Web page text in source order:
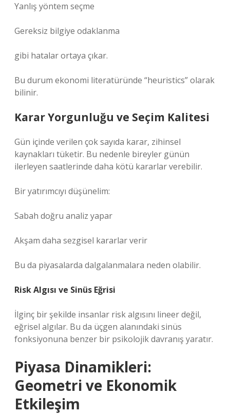
Yanlış yöntem seçme
Gereksiz bilgiye odaklanma
gibi hatalar ortaya çıkar.
Bu durum ekonomi literatüründe “heuristics” olarak
bilinir.
Karar Yorgunluğu ve Seçim Kalitesi
Gün içinde verilen çok sayıda karar, zihinsel
kaynakları tüketir. Bu nedenle bireyler günün
ilerleyen saatlerinde daha kötü kararlar verebilir.
Bir yatırımcıyı düşünelim:
Sabah doğru analiz yapar
Akşam daha sezgisel kararlar verir
Bu da piyasalarda dalgalanmalara neden olabilir.
Risk Algısı ve Sinüs Eğrisi
İlginç bir şekilde insanlar risk algısını lineer değil,
eğrisel algılar. Bu da üçgen alanındaki sinüs
fonksiyonuna benzer bir psikolojik davranış yaratır.
Piyasa Dinamikleri:
Geometri ve Ekonomik
Etkileşim